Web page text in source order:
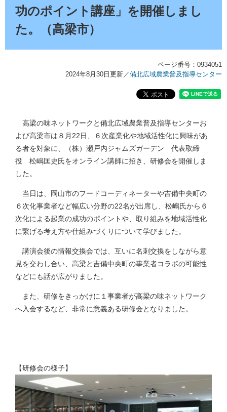
功のポイント講座」を開催しまし
た。（高梁市）
ページ番号：0934051
2024年8月30日更新／備北広域農業普及指導センター
高梁の味ネットワークと備北広域農業普及指導センターお
よび高梁市は８月22日、６次産業化や地域活性化に興味があ
る者を対象に、（株）瀬戸内ジャムズガーデン 代表取締
役 松嶋匡史氏をオンライン講師に招き、研修会を開催しま
した。
当日は、岡山市のフードコーディネーターや吉備中央町の
６次化事業者など幅広い分野の22名が出席し、松嶋氏から６
次化による起業の成功のポイントや、取り組みを地域活性化
に繋げる考え方や仕組みづくりについて学びました。
講演会後の情報交換会では、互いに名刺交換をしながら意
見を交わし合い、高梁と吉備中央町の事業者コラボの可能性
などにも話が広がりました。
また、研修をきっかけに１事業者が高梁の味ネットワーク
へ入会するなど、非常に意義ある研修会となりました。
【研修会の様子】